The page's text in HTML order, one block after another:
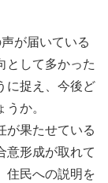
が届いている
として多かった
に捉え、今後ど
か。
が果たせている
意形成が取れて
住民への説明を